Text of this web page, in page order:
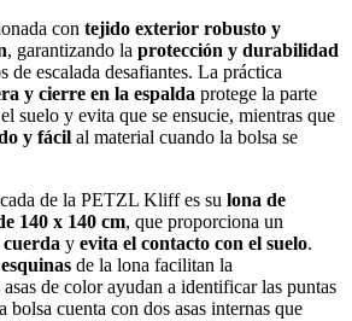
con tejido exterior robusto y
, garantizando la protección y durabilidad
de escalada desafiantes. La práctica
y cierre en la espalda protege la parte
suelo y evita que se ensucie, mientras que
y fácil al material cuando la bolsa se
de la PETZL Kliff es su lona de
140 x 140 cm, que proporciona un
y evita el contacto con el suelo.
de la lona facilitan la
de color ayudan a identificar las puntas
bolsa cuenta con dos asas internas que